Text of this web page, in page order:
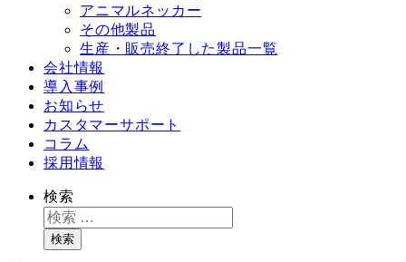
アニマルネッカー
その他製品
生産・販売終了した製品一覧
会社情報
導入事例
お知らせ
カスタマーサポート
コラム
採用情報
検索
検索